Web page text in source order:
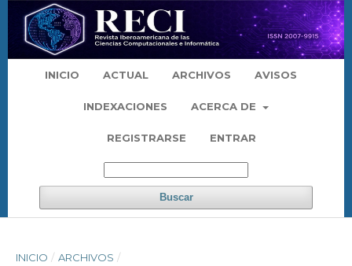
INICIO ACTUAL ARCHIVOS AVISOS
INDEXACIONES ACERCA DE
REGISTRARSE ENTRAR
Buscar
INICIO / ARCHIVOS /